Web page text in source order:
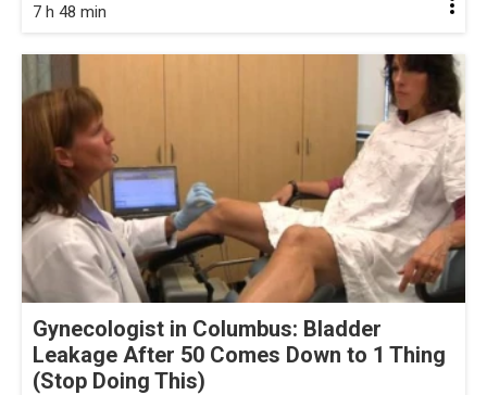
7 h 48 min
Gynecologist in Columbus: Bladder
Leakage After 50 Comes Down to 1 Thing
(Stop Doing This)